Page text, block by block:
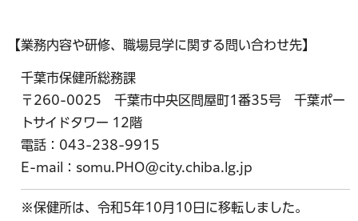
【業務内容や研修、職場見学に関する問い合わせ先】
千葉市保健所総務課
〒260-0025 千葉市中央区問屋町1番35号 千葉ポー
トサイドタワー 12階
電話：043-238-9915
E-mail：somu.PHO@city.chiba.lg.jp
※保健所は、令和5年10月10日に移転しました。